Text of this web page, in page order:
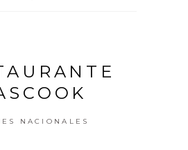
NACIONALES